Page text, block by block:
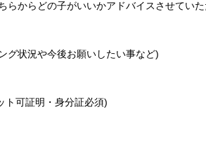
らからどの子がいいかアドバイスさせてい
グ状況や今後お願いしたい事など)
可証明・身分証必須)